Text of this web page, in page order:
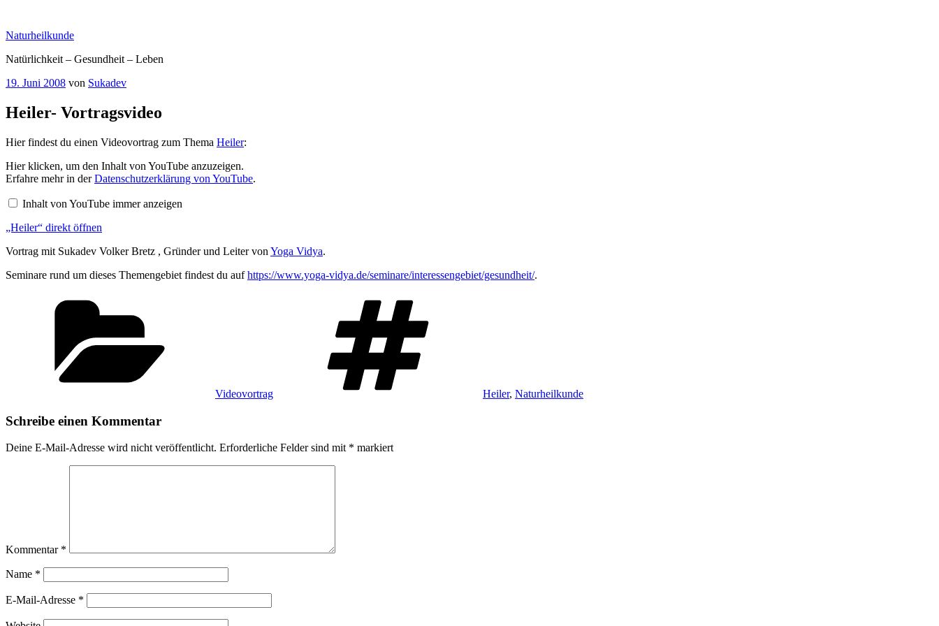
springen
Naturheilkunde
Natürlichkeit – Gesundheit – Leben
Veröffentlicht
19. Juni 2008 von Sukadev
Heiler- Vortragsvideo
Hier findest du einen Videovortrag zum Thema Heiler:
„Heiler“
von
YouTube
Hier klicken, um den Inhalt von YouTube anzuzeigen.
Erfahre mehr in derDatenschutzerklärung von YouTube.
Inhalt von YouTube immer anzeigen
„Heiler“ direkt öffnen
Vortrag mit Sukadev Volker Bretz , Gründer und Leiter von Yoga Vidya.
Seminare rund um dieses Themengebiet findest du aufhttps://www.yoga-vidya.de/seminare/interessengebiet/gesundheit/.
Videovortrag Heiler, Naturheilkunde
Schreibe einen Kommentar
Deine E-Mail-Adresse wird nicht veröffentlicht. Erforderliche Felder sind mit * markiert
Kommentar *
Name *
E-Mail-Adresse *